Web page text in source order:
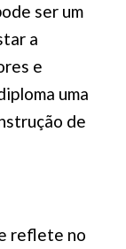
ser um
a
e
uma
de
reflete no